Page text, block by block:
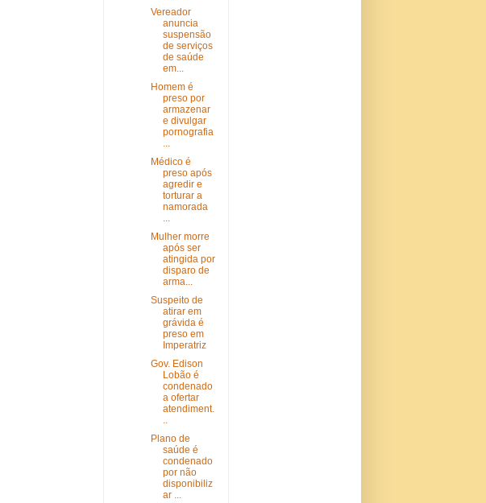
Vereador
anuncia
suspensão
de serviços
de saúde
em...
Homem é
preso por
armazenar
e divulgar
pornografia
...
Médico é
preso após
agredir e
torturar a
namorada
...
Mulher morre
após ser
atingida por
disparo de
arma...
Suspeito de
atirar em
grávida é
preso em
Imperatriz
Gov. Edison
Lobão é
condenado
a ofertar
atendiment.
..
Plano de
saúde é
condenado
por não
disponibiliz
ar ...